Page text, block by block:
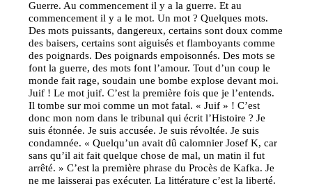
Guerre. Au commencement il y a la guerre. Et au
commencement il y a le mot. Un mot ? Quelques mots.
Des mots puissants, dangereux, certains sont doux comme
des baisers, certains sont aiguisés et flamboyants comme
des poignards. Des poignards empoisonnés. Des mots se
font la guerre, des mots font l’amour. Tout d’un coup le
monde fait rage, soudain une bombe explose devant moi.
Juif ! Le mot juif. C’est la première fois que je l’entends.
Il tombe sur moi comme un mot fatal. « Juif » ! C’est
donc mon nom dans le tribunal qui écrit l’Histoire ? Je
suis étonnée. Je suis accusée. Je suis révoltée. Je suis
condamnée. « Quelqu’un avait dû calomnier Josef K, car
sans qu’il ait fait quelque chose de mal, un matin il fut
arrêté. » C’est la première phrase du Procès de Kafka. Je
ne me laisserai pas exécuter. La littérature c’est la liberté.